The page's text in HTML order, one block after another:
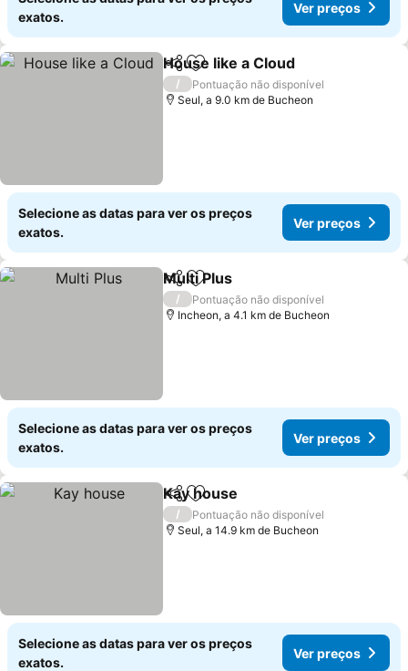
exatos.
Ver preços
PartilharAdicionar aos favoritos
House like a Cloud
/
Pontuação não disponível
Seul, a 9.0 km de Bucheon
Selecione as datas para ver os preços
exatos.
Ver preços
PartilharAdicionar aos favoritos
Multi Plus
/
Pontuação não disponível
Incheon, a 4.1 km de Bucheon
Selecione as datas para ver os preços
exatos.
Ver preços
PartilharAdicionar aos favoritos
Kay house
/
Pontuação não disponível
Seul, a 14.9 km de Bucheon
Selecione as datas para ver os preços
exatos.
Ver preços